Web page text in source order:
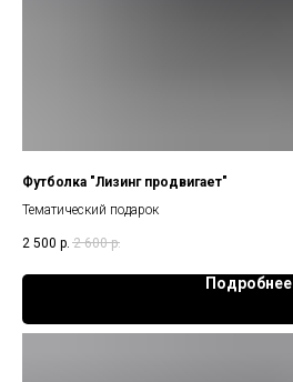
Футболка "Лизинг продвигает"
Тематический подарок
2 500 р. 2 600 р.
Подробнее